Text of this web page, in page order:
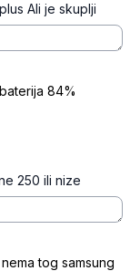
Ali je skuplji
84%
250 ili nize
tog samsung